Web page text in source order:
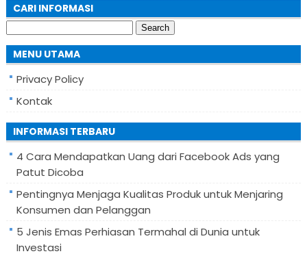
CARI INFORMASI
for:
MENU UTAMA
Privacy Policy
Kontak
INFORMASI TERBARU
4 Cara Mendapatkan Uang dari Facebook Ads yang
Patut Dicoba
Pentingnya Menjaga Kualitas Produk untuk Menjaring
Konsumen dan Pelanggan
5 Jenis Emas Perhiasan Termahal di Dunia untuk
Investasi